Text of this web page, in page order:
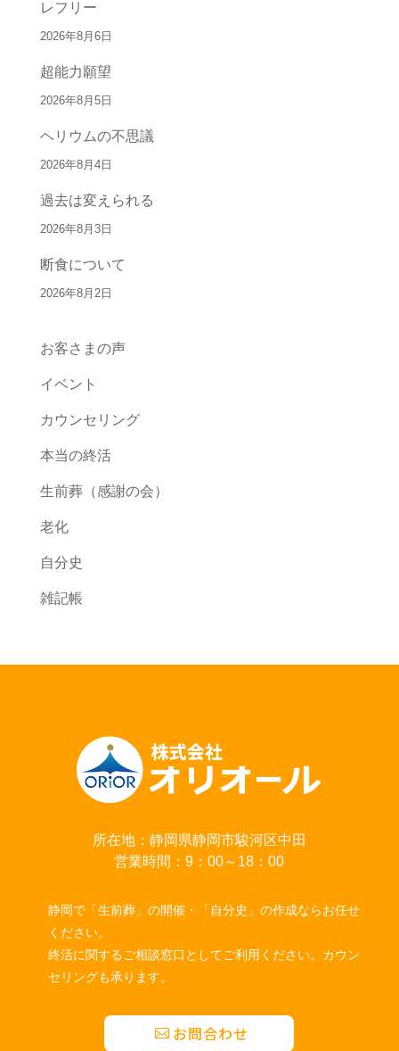
レフリー
2026年8月6日
超能力願望
2026年8月5日
ヘリウムの不思議
2026年8月4日
過去は変えられる
2026年8月3日
断食について
2026年8月2日
お客さまの声
イベント
カウンセリング
本当の終活
生前葬（感謝の会）
老化
自分史
雑記帳
所在地：静岡県静岡市駿河区中田
営業時間：9：00～18：00
静岡で「生前葬」の開催・「自分史」の作成ならお任せ
ください。
終活に関するご相談窓口としてご利用ください。カウン
セリングも承ります。
お問合わせ